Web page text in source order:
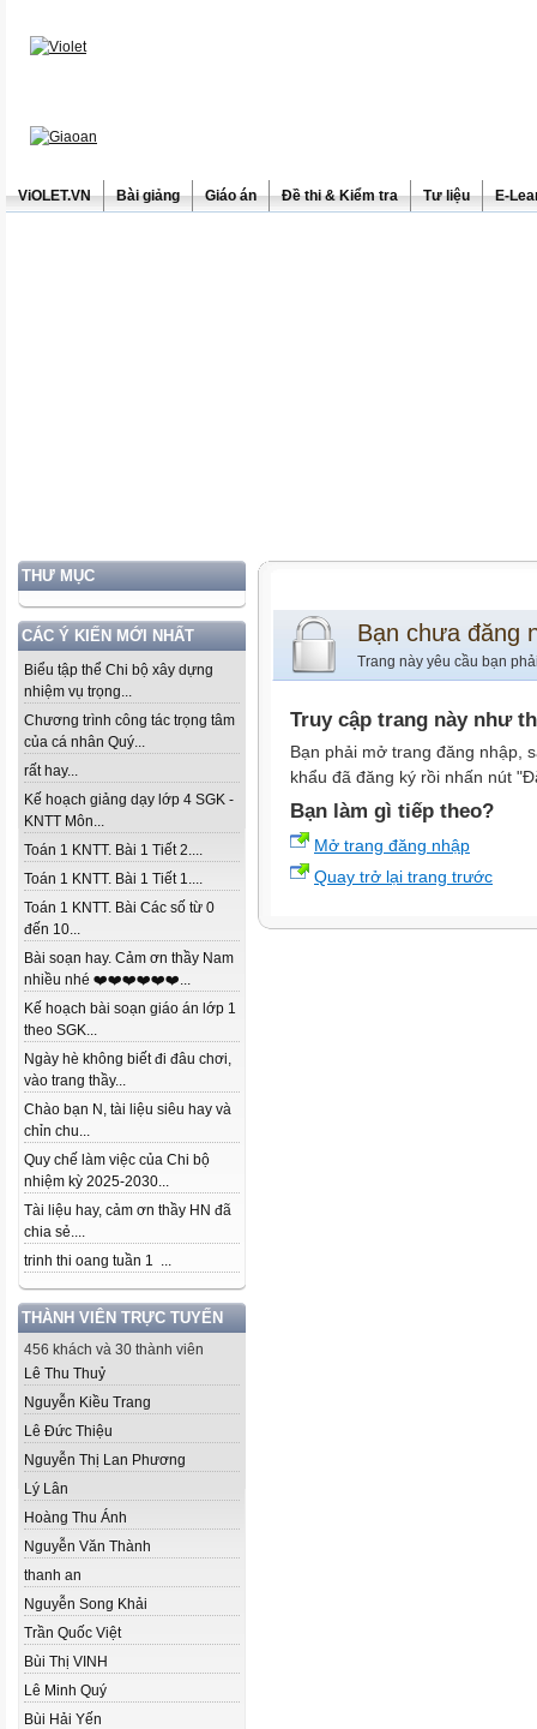
ViOLET.VN Bài giảng Giáo án Đề thi & Kiểm tra Tư liệu E-
THƯ MỤC
CÁC Ý KIẾN MỚI NHẤT
Biểu tập thể Chi bộ xây dựng
nhiệm vụ trọng...
Chương trình công tác trọng tâm
của cá nhân Quý...
rất hay...
Kế hoạch giảng dạy lớp 4 SGK -
KNTT Môn...
Toán 1 KNTT. Bài 1 Tiết 2....
Toán 1 KNTT. Bài 1 Tiết 1....
Toán 1 KNTT. Bài Các số từ 0
đến 10...
Bài soạn hay. Cảm ơn thầy Nam
nhiều nhé ❤️❤️❤️❤️❤️❤️...
Kế hoạch bài soạn giáo án lớp 1
theo SGK...
Ngày hè không biết đi đâu chơi,
vào trang thầy...
Chào bạn N, tài liệu siêu hay và
chỉn chu...
Quy chế làm việc của Chi bộ
nhiệm kỳ 2025-2030...
Tài liệu hay, cảm ơn thầy HN đã
chia sẻ....
trinh thi oang tuần 1 ...
THÀNH VIÊN TRỰC TUYẾN
456 khách và 30 thành viên
Lê Thu Thuỷ
Nguyễn Kiều Trang
Lê Đức Thiệu
Nguyễn Thị Lan Phương
Lý Lân
Hoàng Thu Ánh
Nguyễn Văn Thành
thanh an
Nguyễn Song Khải
Trần Quốc Việt
Bùi Thị VINH
Lê Minh Quý
Bùi Hải Yến
Bạn chưa đăng
Trang này yêu cầu bạn
Truy cập trang này như
Bạn phải mở trang đăng nhập,
khẩu đã đăng ký rồi nhấn nút
Bạn làm gì tiếp theo?
Mở trang đăng nhập
Quay trở lại trang trước